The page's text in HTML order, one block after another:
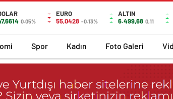
0.05%
EURO
55,0428 -0.13%
ALTIN
6.499,68 0,11
Spor Kadın Foto Galeri